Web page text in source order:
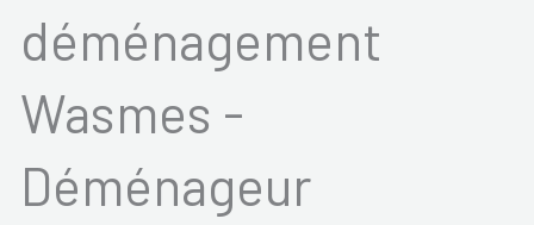
déménagement
Wasmes -
Déménageur